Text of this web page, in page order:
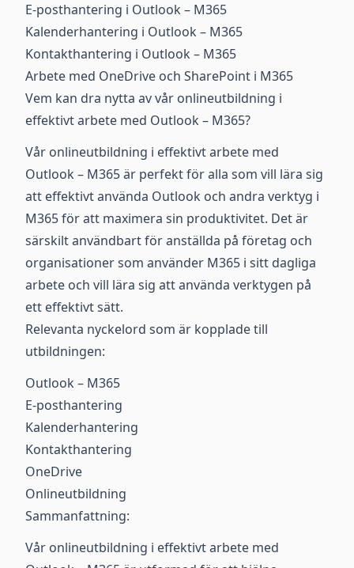
E-posthantering i Outlook – M365
Kalenderhantering i Outlook – M365
Kontakthantering i Outlook – M365
Arbete med OneDrive och SharePoint i M365
Vem kan dra nytta av vår onlineutbildning i
effektivt arbete med Outlook – M365?
Vår onlineutbildning i effektivt arbete med
Outlook – M365 är perfekt för alla som vill lära sig
att effektivt använda Outlook och andra verktyg i
M365 för att maximera sin produktivitet. Det är
särskilt användbart för anställda på företag och
organisationer som använder M365 i sitt dagliga
arbete och vill lära sig att använda verktygen på
ett effektivt sätt.
Relevanta nyckelord som är kopplade till
utbildningen:
Outlook – M365
E-posthantering
Kalenderhantering
Kontakthantering
OneDrive
Onlineutbildning
Sammanfattning:
Vår onlineutbildning i effektivt arbete med